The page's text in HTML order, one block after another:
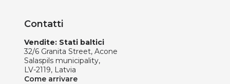
Contatti
Vendite: Stati baltici
32/6 Granita Street, Acone
Salaspils municipality,
LV-2119, Latvia
Come arrivare